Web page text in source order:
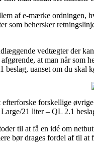
af e-mærke ordningen,
som behersker
vedtægter der
at man når
uanset om du skal
forskellige
21 liter – QL 2.1
til at få en idé om
bør drages fordel af til